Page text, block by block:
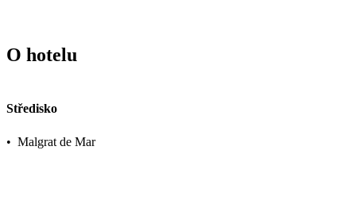
O hotelu
Středisko
• Malgrat de Mar